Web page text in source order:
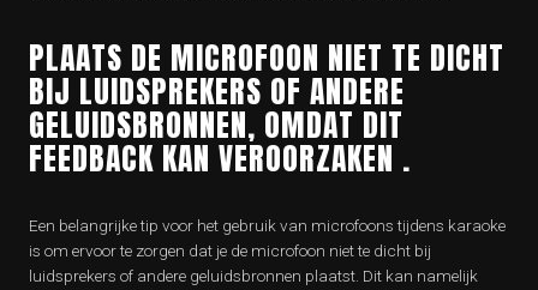
PLAATS DE MICROFOON NIET TE DICHT
BIJ LUIDSPREKERS OF ANDERE
GELUIDSBRONNEN, OMDAT DIT
FEEDBACK KAN VEROORZAKEN .
Een belangrijke tip voor het gebruik van microfoons tijdens karaoke
is om ervoor te zorgen dat je de microfoon niet te dicht bij
luidsprekers of andere geluidsbronnen plaatst. Dit kan namelijk